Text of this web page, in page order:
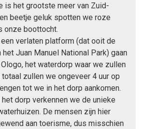
is het grootste meer van Zuid-
beetje geluk spotten we roze
onze boottocht.
verlaten platform (dat ooit de
het Juan Manuel National Park) gaan
het waterdorp waar we zullen
totaal zullen we ongeveer 4 uur op
tot we in het dorp aankomen.
dorp verkennen we de unieke
De mensen zijn hier
aan toerisme, dus misschien